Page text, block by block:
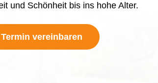
und Schönheit bis ins hohe Alter.
Termin vereinbaren